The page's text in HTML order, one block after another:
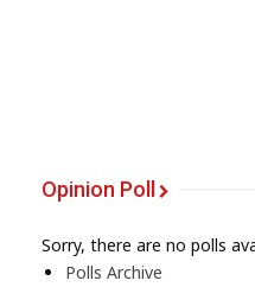
Opinion Poll
Sorry, there are no polls
Polls Archive